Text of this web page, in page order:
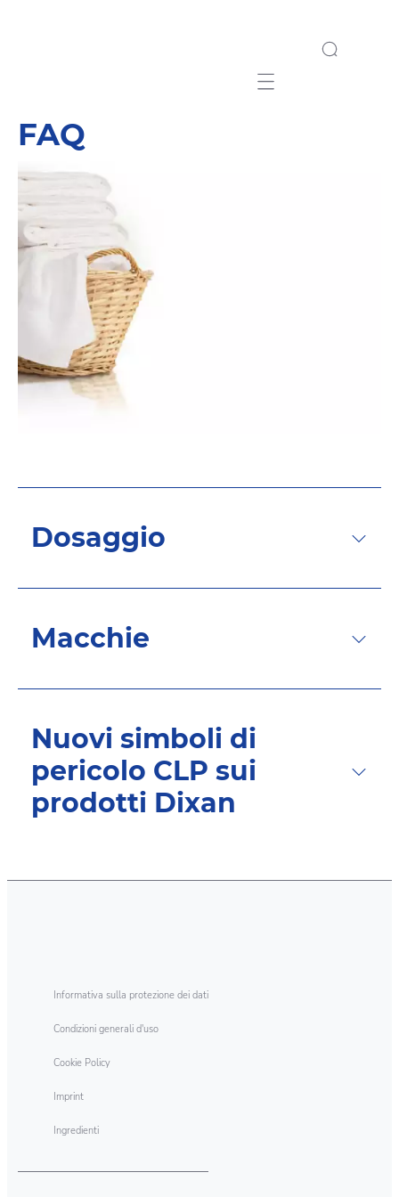
Mobile navigation
FAQ
Dosaggio
Macchie
Nuovi simboli di
pericolo CLP sui
prodotti Dixan
Informativa sulla protezione dei dati
Condizioni generali d'uso
Cookie Policy
Imprint
Ingredienti